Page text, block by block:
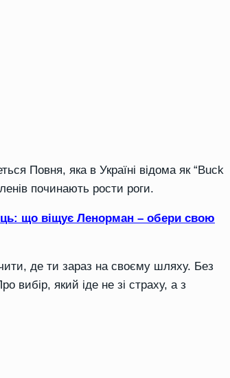
Повня, яка в Україні відома як “Buck
починають рости роги.
що віщує Ленорман – обери свою
де ти зараз на своєму шляху. Без
вибір, який іде не зі страху, а з